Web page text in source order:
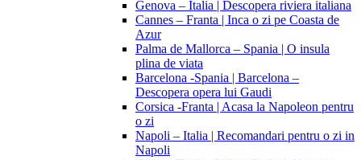
Genova – Italia | Descopera riviera italiana
Cannes – Franta | Inca o zi pe Coasta de
Azur
Palma de Mallorca – Spania | O insula
plina de viata
Barcelona -Spania | Barcelona –
Descopera opera lui Gaudi
Corsica -Franta | Acasa la Napoleon pentru
o zi
Napoli – Italia | Recomandari pentru o zi in
Napoli